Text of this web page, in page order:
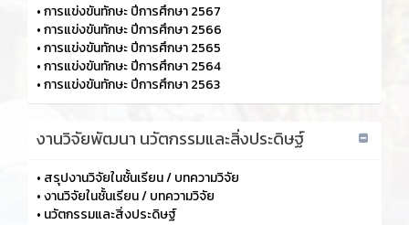
•การแข่งขันทักษะ ปีการศึกษา 2567
•การแข่งขันทักษะ ปีการศึกษา 2566
•การแข่งขันทักษะ ปีการศึกษา 2565
•การแข่งขันทักษะ ปีการศึกษา 2564
•การแข่งขันทักษะ ปีการศึกษา 2563
งานวิจัยพัฒนา นวัตกรรมและสิ่งประดิษฐ์
• สรุปงานวิจัยในชั้นเรียน / บทความวิจัย
•งานวิจัยในชั้นเรียน / บทความวิจัย
• นวัตกรรมและสิ่งประดิษฐ์